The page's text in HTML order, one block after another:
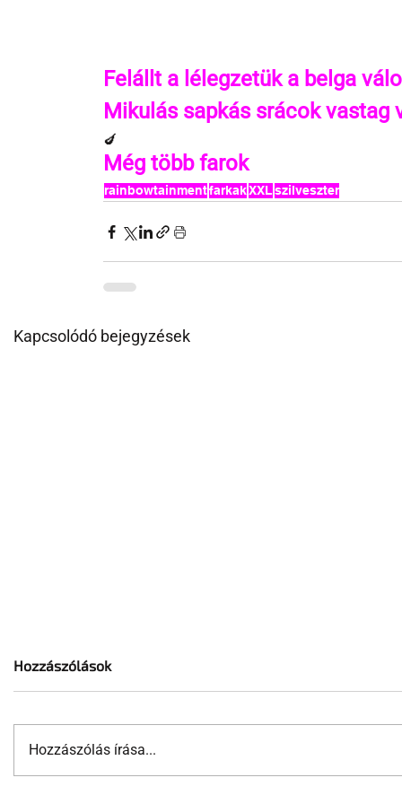
Felállt a lélegzetük a belga
Mikulás sapkás srácok vastag
🍆
Még több farok
rainbowtainmentfarkakXXLszilveszter
Kapcsolódó bejegyzések
Hozzászólások
Hozzászólás írása...